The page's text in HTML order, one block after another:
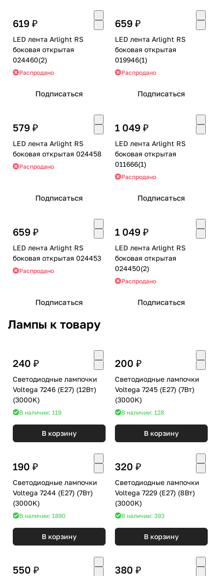
619 ₽
LED лента Arlight RS
боковая открытая
024460(2)
Распродано
Подписаться
659 ₽
LED лента Arlight RS
боковая открытая
019946(1)
Распродано
Подписаться
579 ₽
LED лента Arlight RS
боковая открытая 024458
Распродано
Подписаться
1 049 ₽
LED лента Arlight RS
боковая открытая
011666(1)
Распродано
Подписаться
659 ₽
LED лента Arlight RS
боковая открытая 024453
Распродано
Подписаться
1 049 ₽
LED лента Arlight RS
боковая открытая
024450(2)
Распродано
Подписаться
Лампы к товару
240 ₽
Светодиодные лампочки
Voltega 7246 (E27) (12Вт)
(3000K)
В наличии: 119
В корзину
200 ₽
Светодиодные лампочки
Voltega 7245 (E27) (7Вт)
(3000K)
В наличии: 128
В корзину
190 ₽
Светодиодные лампочки
Voltega 7244 (E27) (7Вт)
(3000K)
В наличии: 1890
В корзину
320 ₽
Светодиодные лампочки
Voltega 7229 (E27) (8Вт)
(3000K)
В наличии: 393
В корзину
550 ₽ 380 ₽